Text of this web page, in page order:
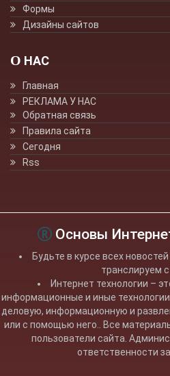
Формы
Дизайны сайтов
О НАС
Главная
РЕКЛАМА У НАС
Обратная связь
Правила сайта
Сегодня
Rss
Основы
Будьте в курсе всех
транслируем
Интернет технологии –
информационные и иные
деловую, информационную и
или с помощью него.. Все
пользователи сайта.
ответственности